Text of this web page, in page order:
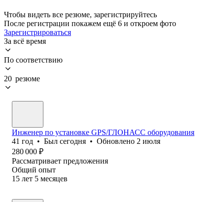
Чтобы видеть все резюме, зарегистрируйтесь
После регистрации покажем ещё 6 и откроем фото
Зарегистрироваться
За всё время
По соответствию
20 резюме
Инженер по установке GPS/ГЛОНАСС оборудования
41 год • Был сегодня • Обновлено 2 июля
280 000 ₽
Рассматривает предложения
Общий опыт
15 лет 5 месяцев